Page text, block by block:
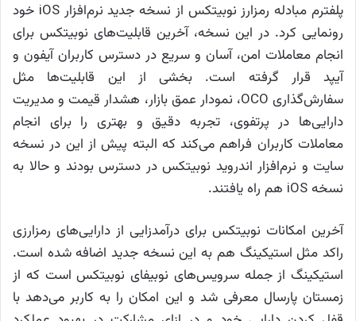
پلفترم مبادله رمزارز نوبیتکس از نسخه جدید نرم‌افزار iOS خود
رونمایی کرد. در این نسخه، آخرین قابلیت‌های نوبیتکس برای
انجام معاملات امن، آسان و سریع در دسترس کاربران آیفون و
آیپد قرار گرفته است. بخشی از این قابلیت‌ها مثل
سفارش‌گذاری OCO، نمودار عمق بازار، هشدار قیمت و مدیریت
دارایی‌ها در پرتفوی، تجربه دقیق و بهتری را برای انجام
معاملات کاربران فراهم می‌کند که البته پیش از این در نسخه
سایت و نرم‌افزار اندروید نوبیتکس در دسترس بودند و حالا به
نسخه iOS هم راه یافتند.
آخرین امکانات نوبیتکس برای درآمدزایی از دارایی‌های رمزارزی
راکد مثل استیکینگ هم به این نسخه جدید اضافه شده است.
استیکینگ از جمله سرویس‌های نوبیفای نوبیتکس است که از
زمستان پارسال معرفی شد و این امکان را به کاربر می‌دهد با